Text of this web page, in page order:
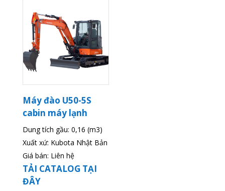
Máy đào U50-5S
cabin máy lạnh
Dung tích gầu: 0,16 (m3)
Xuất xứ: Kubota Nhật Bản
Giá bán: Liên hệ
TẢI CATALOG TẠI
ĐÂY